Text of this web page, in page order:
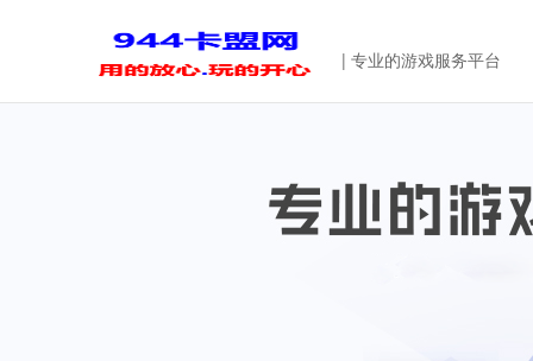
| 专业的游戏服务平台